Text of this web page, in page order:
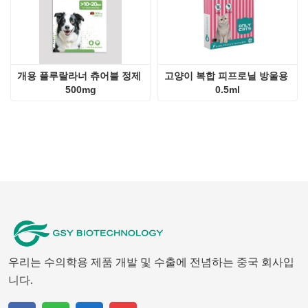
개용 플루랄라너 츄어블 정제
500mg
고양이 복합 피프로닐 방울용
0.5ml
우리는 수의학용 제품 개발 및 수출에 전념하는 중국 회사입
니다.